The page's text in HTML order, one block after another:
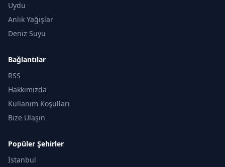
Uydu
Anlık Yağışlar
Deniz Suyu
Bağlantılar
RSS
Hakkımızda
Kullanım Koşulları
Bize Ulaşın
Popüler Şehirler
İstanbul